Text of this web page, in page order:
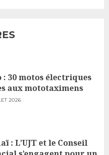
: 30 motos électriques
aux mototaximens
2026
: L’UJT et le Conseil